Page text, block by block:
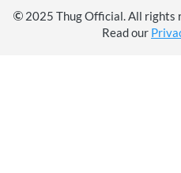
2025 Thug Official. All rights
Read our